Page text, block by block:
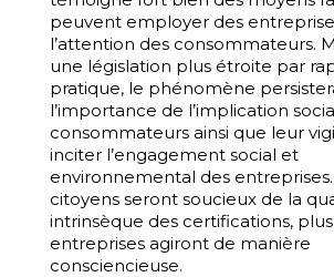
peuvent employer des
l’attention des consommateurs.
une législation plus étroite par
pratique, le phénomène
l’importance de l’implication
consommateurs ainsi que leur
inciter l’engagement social et
environnemental des entreprises.
citoyens seront soucieux de la
intrinsèque des certifications,
entreprises agiront de manière
consciencieuse.